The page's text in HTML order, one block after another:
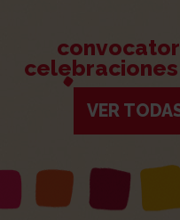
celebraciones
VER